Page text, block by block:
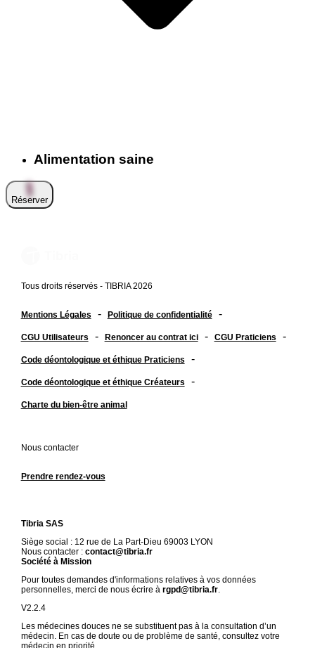
Alimentation saine
Réserver
Tous droits réservés - TIBRIA 2026
Mentions Légales - Politique de confidentialité -
CGU Utilisateurs - Renoncer au contrat ici - CGU Praticiens -
Code déontologique et éthique Praticiens -
Code déontologique et éthique Créateurs -
Charte du bien-être animal
Nous contacter
Prendre rendez-vous
Tibria SAS
Siège social : 12 rue de La Part-Dieu 69003 LYON
Nous contacter : contact@tibria.fr
Société à Mission
Pour toutes demandes d'informations relatives à vos données
personnelles, merci de nous écrire à rgpd@tibria.fr.
V2.2.4
Les médecines douces ne se substituent pas à la consultation d’un
médecin. En cas de doute ou de problème de santé, consultez votre
médecin en priorité.